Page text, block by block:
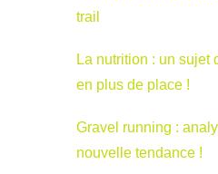
trail
La nutrition : un sujet
en plus de place !
Gravel running :
nouvelle tendance !